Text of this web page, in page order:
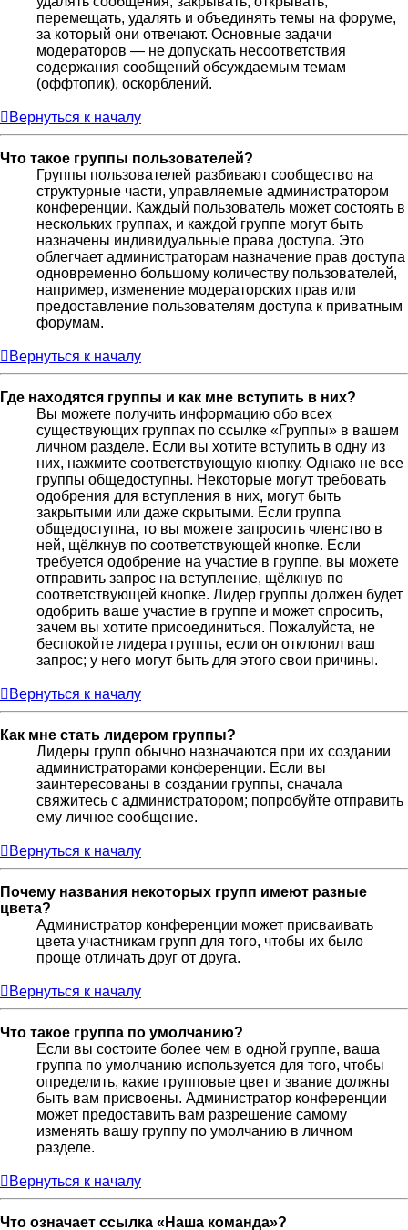
перемещать, удалять и объединять темы на форуме,
за который они отвечают. Основные задачи
модераторов — не допускать несоответствия
содержания сообщений обсуждаемым темам
(оффтопик), оскорблений.
Вернуться к началу
Что такое группы пользователей?
Группы пользователей разбивают сообщество на
структурные части, управляемые администратором
конференции. Каждый пользователь может состоять в
нескольких группах, и каждой группе могут быть
назначены индивидуальные права доступа. Это
облегчает администраторам назначение прав доступа
одновременно большому количеству пользователей,
например, изменение модераторских прав или
предоставление пользователям доступа к приватным
форумам.
Вернуться к началу
Где находятся группы и как мне вступить в них?
Вы можете получить информацию обо всех
существующих группах по ссылке «Группы» в вашем
личном разделе. Если вы хотите вступить в одну из
них, нажмите соответствующую кнопку. Однако не все
группы общедоступны. Некоторые могут требовать
одобрения для вступления в них, могут быть
закрытыми или даже скрытыми. Если группа
общедоступна, то вы можете запросить членство в
ней, щёлкнув по соответствующей кнопке. Если
требуется одобрение на участие в группе, вы можете
отправить запрос на вступление, щёлкнув по
соответствующей кнопке. Лидер группы должен будет
одобрить ваше участие в группе и может спросить,
зачем вы хотите присоединиться. Пожалуйста, не
беспокойте лидера группы, если он отклонил ваш
запрос; у него могут быть для этого свои причины.
Вернуться к началу
Как мне стать лидером группы?
Лидеры групп обычно назначаются при их создании
администраторами конференции. Если вы
заинтересованы в создании группы, сначала
свяжитесь с администратором; попробуйте отправить
ему личное сообщение.
Вернуться к началу
Почему названия некоторых групп имеют разные
цвета?
Администратор конференции может присваивать
цвета участникам групп для того, чтобы их было
проще отличать друг от друга.
Вернуться к началу
Что такое группа по умолчанию?
Если вы состоите более чем в одной группе, ваша
группа по умолчанию используется для того, чтобы
определить, какие групповые цвет и звание должны
быть вам присвоены. Администратор конференции
может предоставить вам разрешение самому
изменять вашу группу по умолчанию в личном
разделе.
Вернуться к началу
Что означает ссылка «Наша команда»?